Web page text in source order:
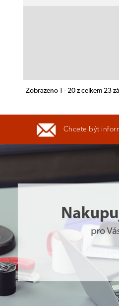
Zobrazeno 1 - 20 z celkem 23
Chcete být